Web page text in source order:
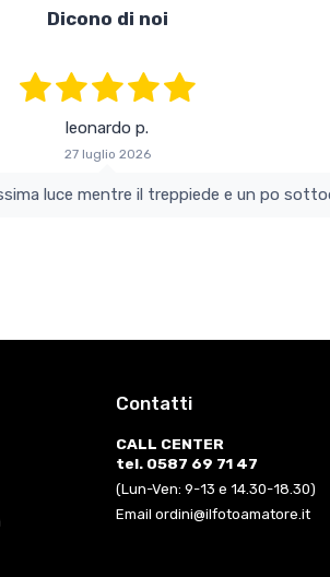
Dicono di noi
leonardo p.
27 luglio 2026
con pochissima luce mentre il treppiede e un
Contatti
CALL CENTER
tel. 0587 69 71 47
(Lun-Ven: 9-13 e 14.30-18.30)
Email ordini@ilfotoamatore.it